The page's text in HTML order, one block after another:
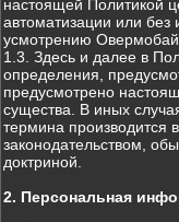
настоящей Политикой
автоматизации или без
усмотрению
1.3. Здесь и далее в
определения,
предусмотрено
существа. В иных
термина производится
законодательством,
доктриной.
2. Персональная